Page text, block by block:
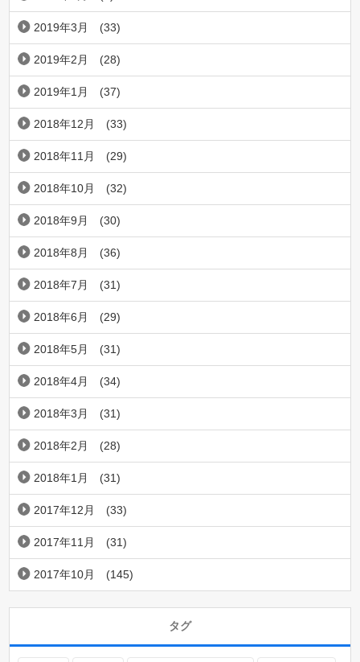
2019年3月 (33)
2019年2月 (28)
2019年1月 (37)
2018年12月 (33)
2018年11月 (29)
2018年10月 (32)
2018年9月 (30)
2018年8月 (36)
2018年7月 (31)
2018年6月 (29)
2018年5月 (31)
2018年4月 (34)
2018年3月 (31)
2018年2月 (28)
2018年1月 (31)
2017年12月 (33)
2017年11月 (31)
2017年10月 (145)
タグ